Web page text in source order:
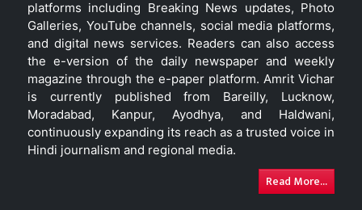
platforms including Breaking News updates, Photo
Galleries, YouTube channels, social media platforms,
and digital news services. Readers can also access
the e-version of the daily newspaper and weekly
magazine through the e-paper platform. Amrit Vichar
is currently published from Bareilly, Lucknow,
Moradabad, Kanpur, Ayodhya, and Haldwani,
continuously expanding its reach as a trusted voice in
Hindi journalism and regional media.
Read More...